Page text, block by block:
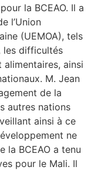
la BCEAO. Il a
l’Union
(UEMOA), tels
les difficultés
ainsi
M. Jean
de la
autres nations
ainsi à ce
ne
la BCEAO a tenu
pour le Mali. Il